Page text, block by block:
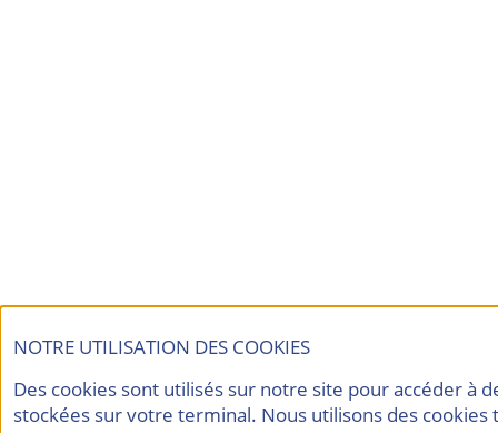
NOTRE UTILISATION DES COOKIES
Des cookies sont utilisés sur notre site pour accéder à
stockées sur votre terminal. Nous utilisons des cookies